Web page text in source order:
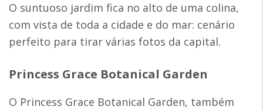
O suntuoso jardim fica no alto de uma colina,
com vista de toda a cidade e do mar: cenário
perfeito para tirar várias fotos da capital.
Princess Grace Botanical Garden
O Princess Grace Botanical Garden, também